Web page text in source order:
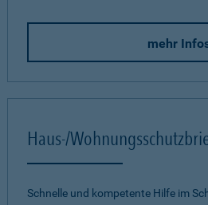
mehr
Haus-/
Schnelle und kompetente Hilfe im